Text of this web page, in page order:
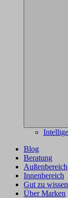
Blog
Beratung
Außenbereich
Innenbereich
Gut zu wissen
Über Marken